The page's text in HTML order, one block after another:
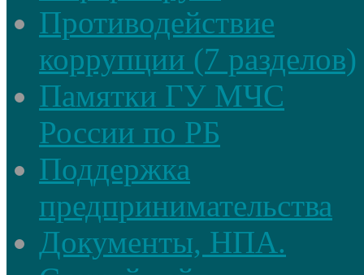
Противодействие
коррупции (7 разделов)
Памятки ГУ МЧС
России по РБ
Поддержка
предпринимательства
Документы, НПА.